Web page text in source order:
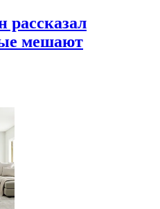
рассказал
мешают